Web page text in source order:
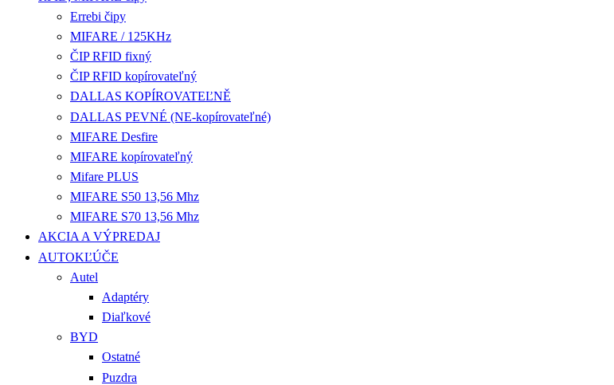
Errebi čipy
MIFARE / 125KHz
ČIP RFID fixný
ČIP RFID kopírovateľný
DALLAS KOPÍROVATEĽNĚ
DALLAS PEVNÉ (NE-kopírovateľné)
MIFARE Desfire
MIFARE kopírovateľný
Mifare PLUS
MIFARE S50 13,56 Mhz
MIFARE S70 13,56 Mhz
AKCIA A VÝPREDAJ
AUTOKĽÚČE
Autel
Adaptéry
Diaľkové
BYD
Ostatné
Puzdra